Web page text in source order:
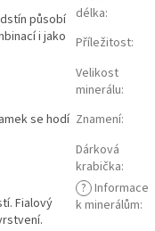
působí
i jako
se hodí
Fialový
délka:
Příležitost:
Velikost
minerálu:
Znamení:
Dárková
krabička:
? Informace
k minerálům: